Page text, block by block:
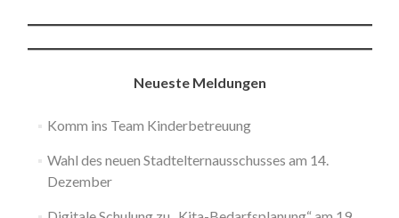
Neueste Meldungen
Komm ins Team Kinderbetreuung
Wahl des neuen Stadtelternausschusses am 14.
Dezember